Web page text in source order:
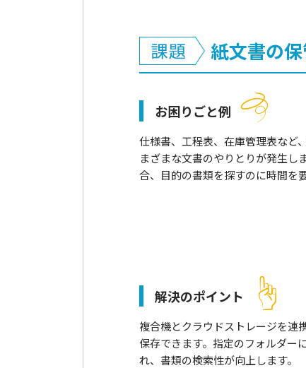
紙文書の
お困りごと例
仕様書、工程表、在庫管理表など
まざまな文書のやりとりが発生し
合、目的の書類を探すのに時間を
解決のポイント
複合機とクラウドストレージを連
保存できます。指定のフォルダー
れ、書類の検索性が向上します。